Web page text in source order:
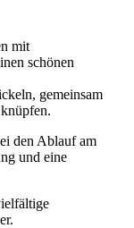
mit
schönen
gemeinsam
den Ablauf am
und eine